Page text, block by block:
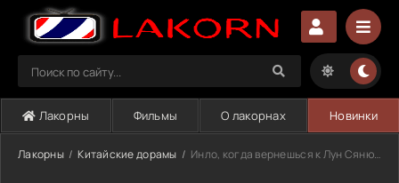
Лакорны Фильмы О лакорнах Новинки
Лакорны Китайские дорамы Инло, когда вернешься к Лун Сяню? (2025)